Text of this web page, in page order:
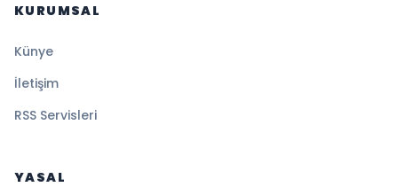
KURUMSAL
Künye
İletişim
RSS Servisleri
YASAL